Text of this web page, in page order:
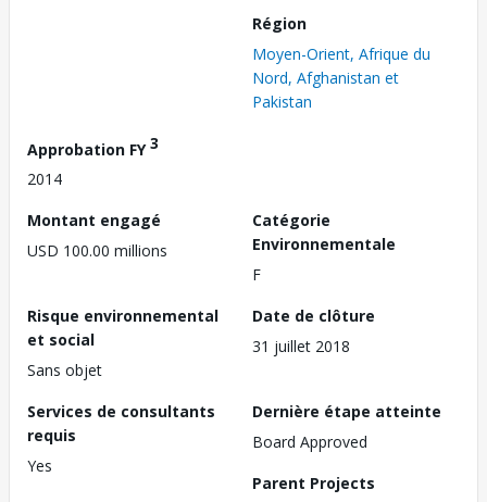
Région
Moyen-Orient, Afrique du
Nord, Afghanistan et
Pakistan
Approbation FY3
2014
Montant engagé
USD 100.00 millions
Catégorie
Environnementale
F
Risque environnemental
et social
Sans objet
Date de clôture
31 juillet 2018
Services de consultants
requis
Yes
Dernière étape atteinte
Board Approved
Parent Projects